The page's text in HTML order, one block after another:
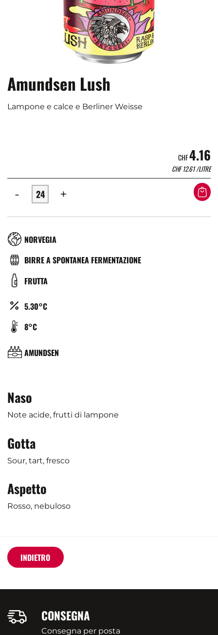
Amundsen Lush
Lampone e calce e Berliner Weisse
CHF4.16
CHF12.61/LITRE
- +
RÉGION
NORVEGIA
TYPE
BIÈRE
BIRRE A SPONTANEA FERMENTAZIONE
COULEUR
FRUTTA
ALCOOL
5.30°C
TEMPÉRATURE
SERVICE
(°C)
8°C
BRASSERIE
AMUNDSEN
Naso
Note acide, frutti di lampone
Gotta
Sour, tart, fresco
Aspetto
Rosso, nebuloso
INDIETRO
CONSEGNA
Consegna per posta